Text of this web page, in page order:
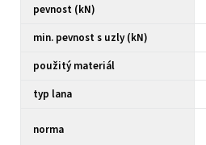
pevnost (kN)
min. pevnost s uzly (kN)
použitý materiál
typ lana
norma